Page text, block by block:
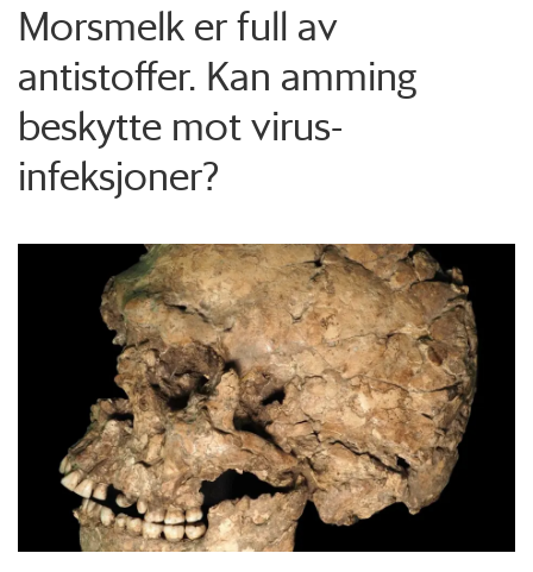
Morsmelk er full av
antistoffer. Kan amming
beskytte mot virus-
infeksjoner?